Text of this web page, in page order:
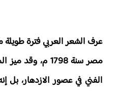
مصر سنة 1798
الفني في عصور الازدهار،